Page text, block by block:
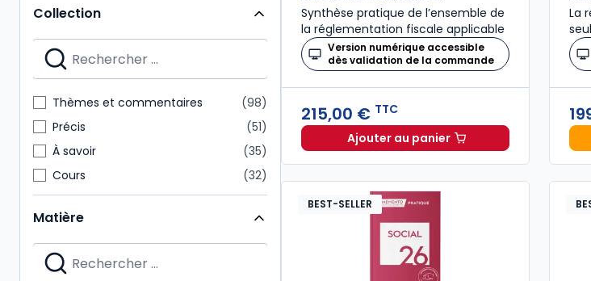
Collection
Thèmes et commentaires
98
Précis
51
À savoir
35
Cours
32
Codes Dalloz Professionnels
29
Mémentos
28
Nouvelle Bibliothèque de Thèses
28
Dalloz Action
Matière
Synthèse pratique de l’ensemble de
la réglementation fiscale applicable
Version numérique accessible
dès validation de la commande
215,00 € TTC
Ajouter au panierMémento Fiscal 2026 à 215,00
La
BEST-SELLER